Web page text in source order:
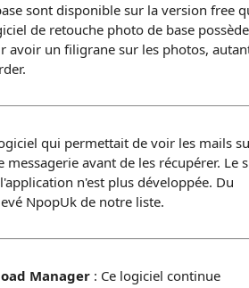
sont disponible sur la version free
de retouche photo de base
avoir un filigrane sur les photos,
qui permettait de voir les mails
messagerie avant de les récupérer. Le
n'est plus développée. Du
NpopUk de notre liste.
Manager : Ce logiciel continue